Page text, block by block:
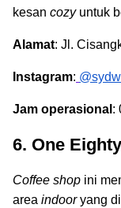
kesan cozyuntuk
Alamat: Jl.
Instagram:
Jam operasional :
6. One
Coffee shop ini
area indooryang